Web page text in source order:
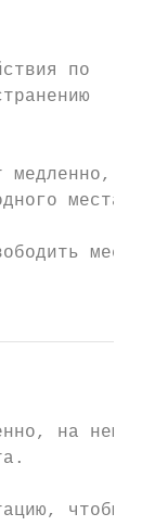
по
медленно, на
места.
место
на нем
чтобы